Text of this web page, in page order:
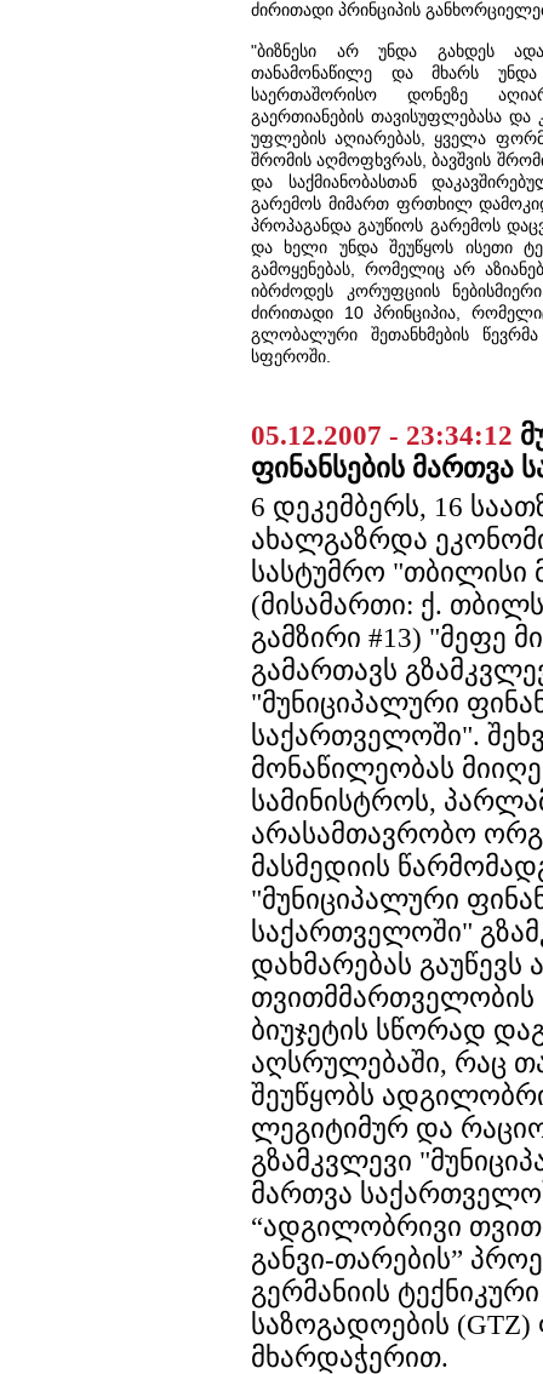
ძირითადი პრინციპის
"ბიზნესი არ უნდა გახდეს
თანამონაწილე და მხარს
საერთაშორისო დონეზე
გაერთიანების თავისუფლებასა
უფლების აღიარებას, ყველა
შრომის აღმოფხვრას, ბავშვის
და საქმიანობასთან
გარემოს მიმართ ფრთხილ
პროპაგანდა გაუწიოს გარემოს
და ხელი უნდა შეუწყოს ისეთი
გამოყენებას, რომელიც არ
იბრძოდეს კორუფციის
ძირითადი 10 პრინციპია,
გლობალური შეთანხმების წევრმა
სფეროში.
05.12.2007 - 23:34:12
ფინანსების მართვა
6 დეკემბერს, 16
ახალგაზრდა
სასტუმრო "თბილისი
(მისამართი: ქ.
გამზირი #13) "მეფე
გამართავს
"მუნიციპალური
საქართველოში".
მონაწილეობას
სამინისტროს,
არასამთავრობო
მასმედიის
"მუნიციპალური
საქართველოში"
დახმარებას
თვითმმართველობის
ბიუჯეტის სწორად
აღსრულებაში, რაც
შეუწყობს
ლეგიტიმურ და
გზამკვლევი
მართვა
“ადგილობრივი
განვი-თარების”
გერმანიის
საზოგადოების (GTZ)
მხარდაჭერით.